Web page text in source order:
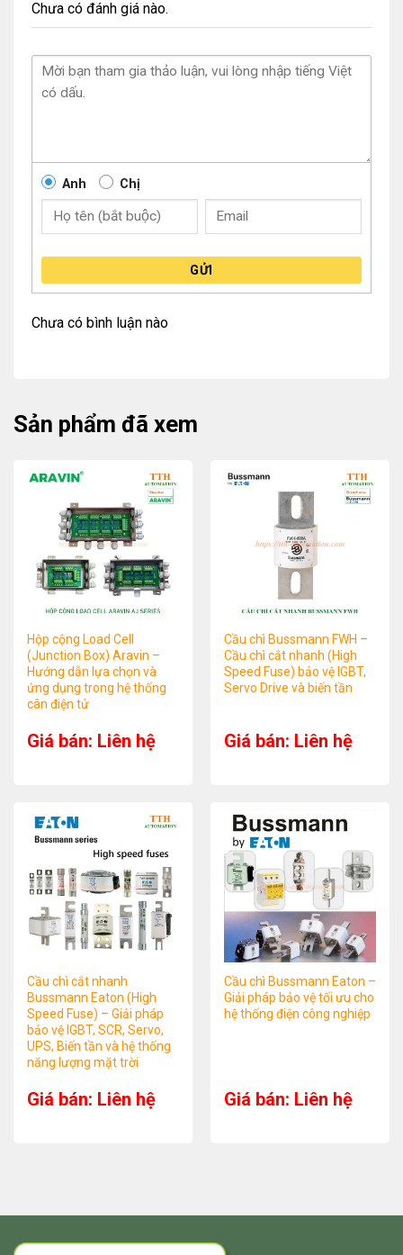
Chưa có đánh giá nào.
Anh Chị
GỬI
Chưa có bình luận nào
Sản phẩm đã xem
Hộp cộng Load Cell
(Junction Box) Aravin –
Hướng dẫn lựa chọn và
ứng dụng trong hệ thống
cân điện tử
Giá bán: Liên hệ
Cầu chì Bussmann FWH –
Cầu chì cắt nhanh (High
Speed Fuse) bảo vệ IGBT,
Servo Drive và biến tần
Giá bán: Liên hệ
Cầu chì cắt nhanh
Bussmann Eaton (High
Speed Fuse) – Giải pháp
bảo vệ IGBT, SCR, Servo,
UPS, Biến tần và hệ thống
năng lượng mặt trời
Giá bán: Liên hệ
Cầu chì Bussmann Eaton –
Giải pháp bảo vệ tối ưu cho
hệ thống điện công nghiệp
Giá bán: Liên hệ